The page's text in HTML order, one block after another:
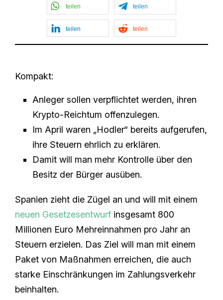
teilen teilen
teilen teilen
Kompakt:
Anleger sollen verpflichtet werden, ihren
Krypto-Reichtum offenzulegen.
Im April waren „Hodler“ bereits aufgerufen,
ihre Steuern ehrlich zu erklären.
Damit will man mehr Kontrolle über den
Besitz der Bürger ausüben.
Spanien zieht die Zügel an und will mit einem
neuen Gesetzesentwurf insgesamt 800
Millionen Euro Mehreinnahmen pro Jahr an
Steuern erzielen. Das Ziel will man mit einem
Paket von Maßnahmen erreichen, die auch
starke Einschränkungen im Zahlungsverkehr
beinhalten.